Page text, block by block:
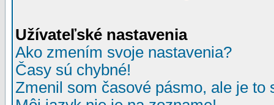
Užívateľské nastavenia
Ako zmením svoje nastavenia?
Časy sú chybné!
Zmenil som časové pásmo, ale je to